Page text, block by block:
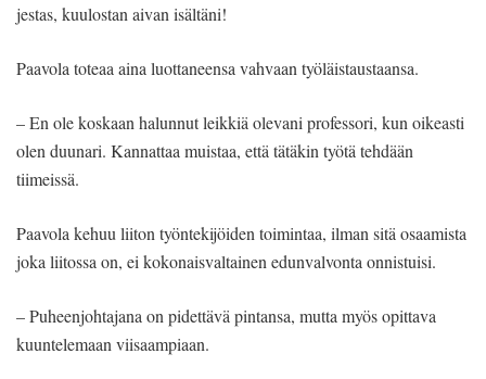
jestas, kuulostan aivan isältäni!
Paavola toteaa aina luottaneensa vahvaan työläistaustaansa.
– En ole koskaan halunnut leikkiä olevani professori, kun oikeasti
olen duunari. Kannattaa muistaa, että tätäkin työtä tehdään
tiimeissä.
Paavola kehuu liiton työntekijöiden toimintaa, ilman sitä osaamista
joka liitossa on, ei kokonaisvaltainen edunvalvonta onnistuisi.
– Puheenjohtajana on pidettävä pintansa, mutta myös opittava
kuuntelemaan viisaampiaan.